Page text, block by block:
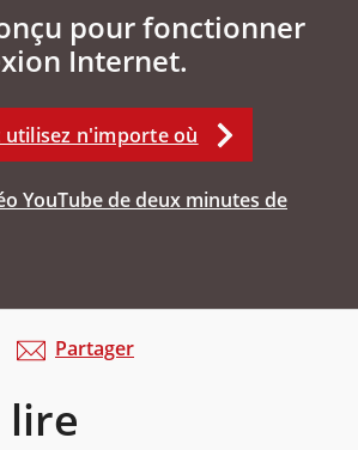
pour fonctionner
Internet.
utilisez n'importe où
YouTube de deux minutes de
lire
Partager